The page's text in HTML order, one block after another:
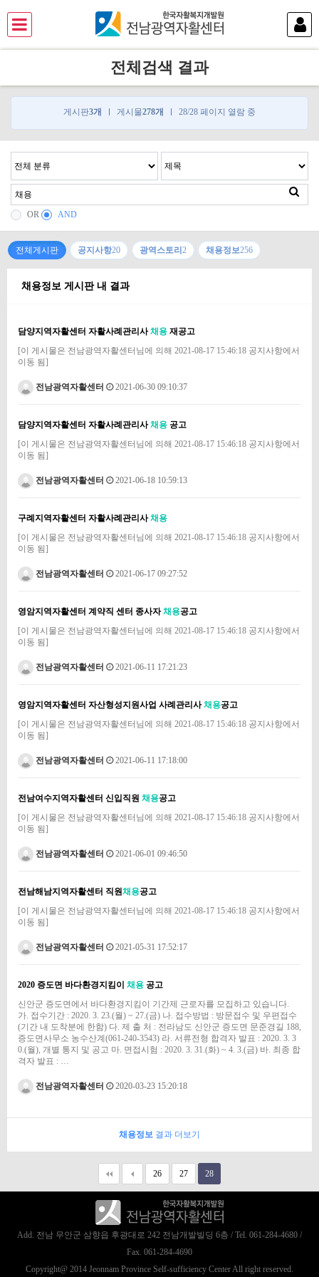
전체검색 결과
게시판3개 게시물278개 28/28 페이지 열람 중
OR AND
전체게시판 공지사항20 광역스토리2 채용정보256
채용정보 게시판 내 결과
담양지역자활센터 자활사례관리사채용 재공고
[이 게시물은 전남광역자활센터님에 의해 2021-08-17 15:46:18 공지사항에서
이동 됨]
전남광역자활센터 2021-06-30 09:10:37
담양지역자활센터 자활사례관리사채용 공고
[이 게시물은 전남광역자활센터님에 의해 2021-08-17 15:46:18 공지사항에서
이동 됨]
전남광역자활센터 2021-06-18 10:59:13
구례지역자활센터 자활사례관리사채용
[이 게시물은 전남광역자활센터님에 의해 2021-08-17 15:46:18 공지사항에서
이동 됨]
전남광역자활센터 2021-06-17 09:27:52
영암지역자활센터 계약직 센터 종사자채용공고
[이 게시물은 전남광역자활센터님에 의해 2021-08-17 15:46:18 공지사항에서
이동 됨]
전남광역자활센터 2021-06-11 17:21:23
영암지역자활센터 자산형성지원사업 사례관리사채용공고
[이 게시물은 전남광역자활센터님에 의해 2021-08-17 15:46:18 공지사항에서
이동 됨]
전남광역자활센터 2021-06-11 17:18:00
전남여수지역자활센터 신입직원 채용공고
[이 게시물은 전남광역자활센터님에 의해 2021-08-17 15:46:18 공지사항에서
이동 됨]
전남광역자활센터 2021-06-01 09:46:50
전남해남지역자활센터 직원채용공고
[이 게시물은 전남광역자활센터님에 의해 2021-08-17 15:46:18 공지사항에서
이동 됨]
전남광역자활센터 2021-05-31 17:52:17
2020 증도면 바다환경지킴이 채용 공고
신안군 증도면에서 바다환경지킴이 기간제 근로자를 모집하고 있습니다.
가. 접수기간 : 2020. 3. 23.(월) ~ 27.(금) 나. 접수방법 : 방문접수 및 우편접수
(기간 내 도착분에 한함) 다. 제 출 처 : 전라남도 신안군 증도면 문준경길 188,
증도면사무소 농수산계(061-240-3543) 라. 서류전형 합격자 발표 : 2020. 3. 3
0.(월), 개별 통지 및 공고 마. 면접시험 : 2020. 3. 31.(화) ~ 4. 3.(금) 바. 최종 합
격자 발표 : …
전남광역자활센터 2020-03-23 15:20:18
채용정보 결과 더보기
26 27 28
Add. 전남 무안군 삼향읍 후광대로 242 전남개발빌딩 6층 / Tel. 061-284-4680 /
Fax. 061-284-4690
Copyright@ 2014 Jeonnam Province Self-sufficiency Center All right reserved.